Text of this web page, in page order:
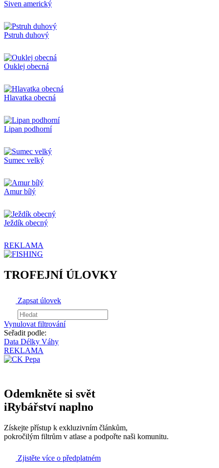
Siven americký
Pstruh duhový
Ouklej obecná
Hlavatka obecná
Lipan podhorní
Sumec velký
Amur bílý
Ježdík obecný
REKLAMA
TROFEJNÍ ÚLOVKY
Zapsat úlovek
Vynulovat filtrování
Seřadit podle:
Data Délky Váhy
REKLAMA
Odemkněte si svět
iRybářství naplno
Získejte přístup k exkluzivním článkům,
pokročilým filtrům v atlase a podpořte naši komunitu.
Zjistěte více o předplatném